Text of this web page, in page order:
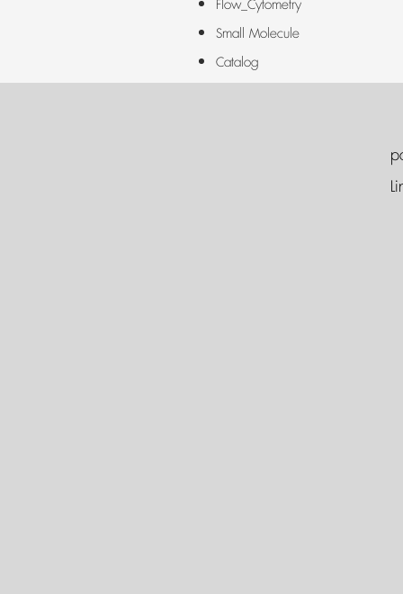
Flow_Cytometry
Small Molecule
Catalog